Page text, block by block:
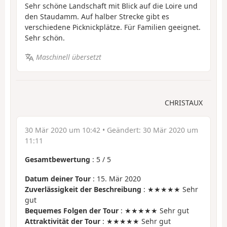
Sehr schöne Landschaft mit Blick auf die Loire und
den Staudamm. Auf halber Strecke gibt es
verschiedene Picknickplätze. Für Familien geeignet.
Sehr schön.
Maschinell übersetzt
CHRISTAUX
30 Mär 2020 um 10:42 • Geändert: 30 Mär 2020 um
11:11
Gesamtbewertung : 5 / 5
Datum deiner Tour : 15. Mär 2020
Zuverlässigkeit der Beschreibung : ★★★★★ Sehr
gut
Bequemes Folgen der Tour : ★★★★★ Sehr gut
Attraktivität der Tour : ★★★★★ Sehr gut